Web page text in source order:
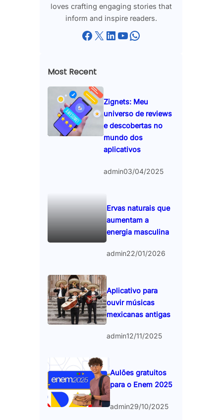
loves crafting engaging stories that
inform and inspire readers.
Facebook X LinkedIn YouTube WhatsApp
Most Recent
Zignets: Meu
universo de reviews
e descobertas no
mundo dos
aplicativos
admin03/04/2025
Ervas naturais que
aumentam a
energia masculina
admin22/01/2026
Aplicativo para
ouvir músicas
mexicanas antigas
admin12/11/2025
Aulões gratuitos
para o Enem 2025
admin29/10/2025